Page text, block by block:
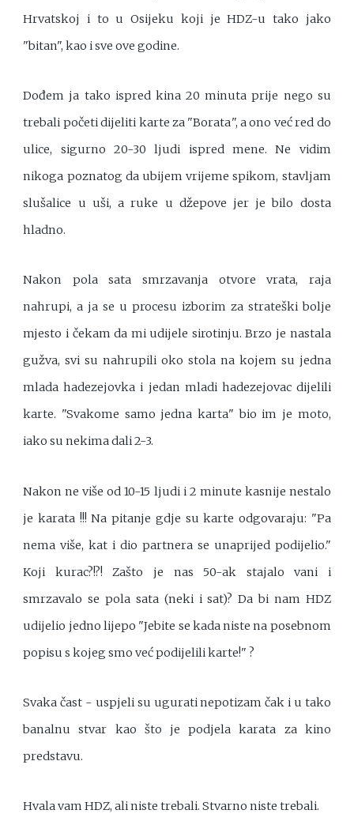
Hrvatskoj i to u Osijeku koji je HDZ-u tako jako
"bitan", kao i sve ove godine.
Dođem ja tako ispred kina 20 minuta prije nego su
trebali početi dijeliti karte za "Borata", a ono već red do
ulice, sigurno 20-30 ljudi ispred mene. Ne vidim
nikoga poznatog da ubijem vrijeme spikom, stavljam
slušalice u uši, a ruke u džepove jer je bilo dosta
hladno.
Nakon pola sata smrzavanja otvore vrata, raja
nahrupi, a ja se u procesu izborim za strateški bolje
mjesto i čekam da mi udijele sirotinju. Brzo je nastala
gužva, svi su nahrupili oko stola na kojem su jedna
mlada hadezejovka i jedan mladi hadezejovac dijelili
karte. "Svakome samo jedna karta" bio im je moto,
iako su nekima dali 2-3.
Nakon ne više od 10-15 ljudi i 2 minute kasnije nestalo
je karata !!! Na pitanje gdje su karte odgovaraju: "Pa
nema više, kat i dio partnera se unaprijed podijelio."
Koji kurac?!?! Zašto je nas 50-ak stajalo vani i
smrzavalo se pola sata (neki i sat)? Da bi nam HDZ
udijelio jedno lijepo "Jebite se kada niste na posebnom
popisu s kojeg smo već podijelili karte!" ?
Svaka čast - uspjeli su ugurati nepotizam čak i u tako
banalnu stvar kao što je podjela karata za kino
predstavu.
Hvala vam HDZ, ali niste trebali. Stvarno niste trebali.